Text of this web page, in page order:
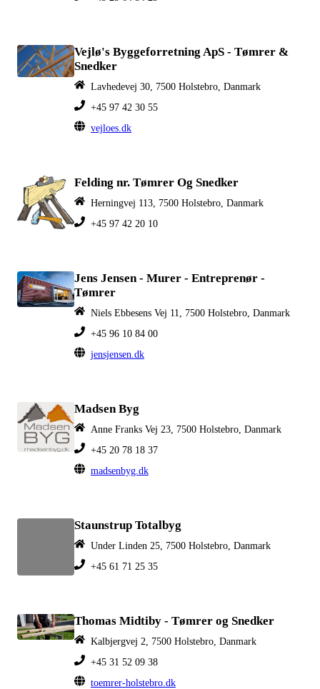
Vejlø's Byggeforretning ApS - Tømrer &
Snedker
Lavhedevej 30, 7500 Holstebro, Danmark
+45 97 42 30 55
vejloes.dk
Felding nr. Tømrer Og Snedker
Herningvej 113, 7500 Holstebro, Danmark
+45 97 42 20 10
Jens Jensen - Murer - Entreprenør -
Tømrer
Niels Ebbesens Vej 11, 7500 Holstebro, Danmark
+45 96 10 84 00
jensjensen.dk
Madsen Byg
Anne Franks Vej 23, 7500 Holstebro, Danmark
+45 20 78 18 37
madsenbyg.dk
Staunstrup Totalbyg
Under Linden 25, 7500 Holstebro, Danmark
+45 61 71 25 35
Thomas Midtiby - Tømrer og Snedker
Kalbjergvej 2, 7500 Holstebro, Danmark
+45 31 52 09 38
toemrer-holstebro.dk